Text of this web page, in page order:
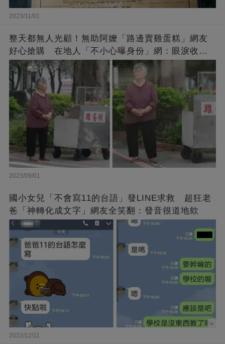
2023/11/01
整天都無人光顧！無助阿嬤「路邊賣雞蛋糕」網友
好心搶購 在地人「不小心曝身份」網：眼淚收回
來了
2023/09/01
國小女兒「不會寫11的台語」發LINE求救 超狂老
爸「神轉化成文字」網友全笑翻：發音很道地欸
2022/12/11